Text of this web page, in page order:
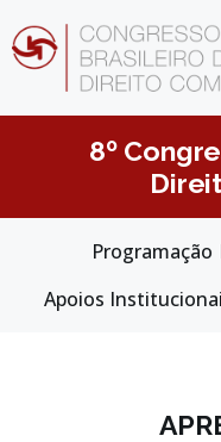
8º
Programação
Apoios